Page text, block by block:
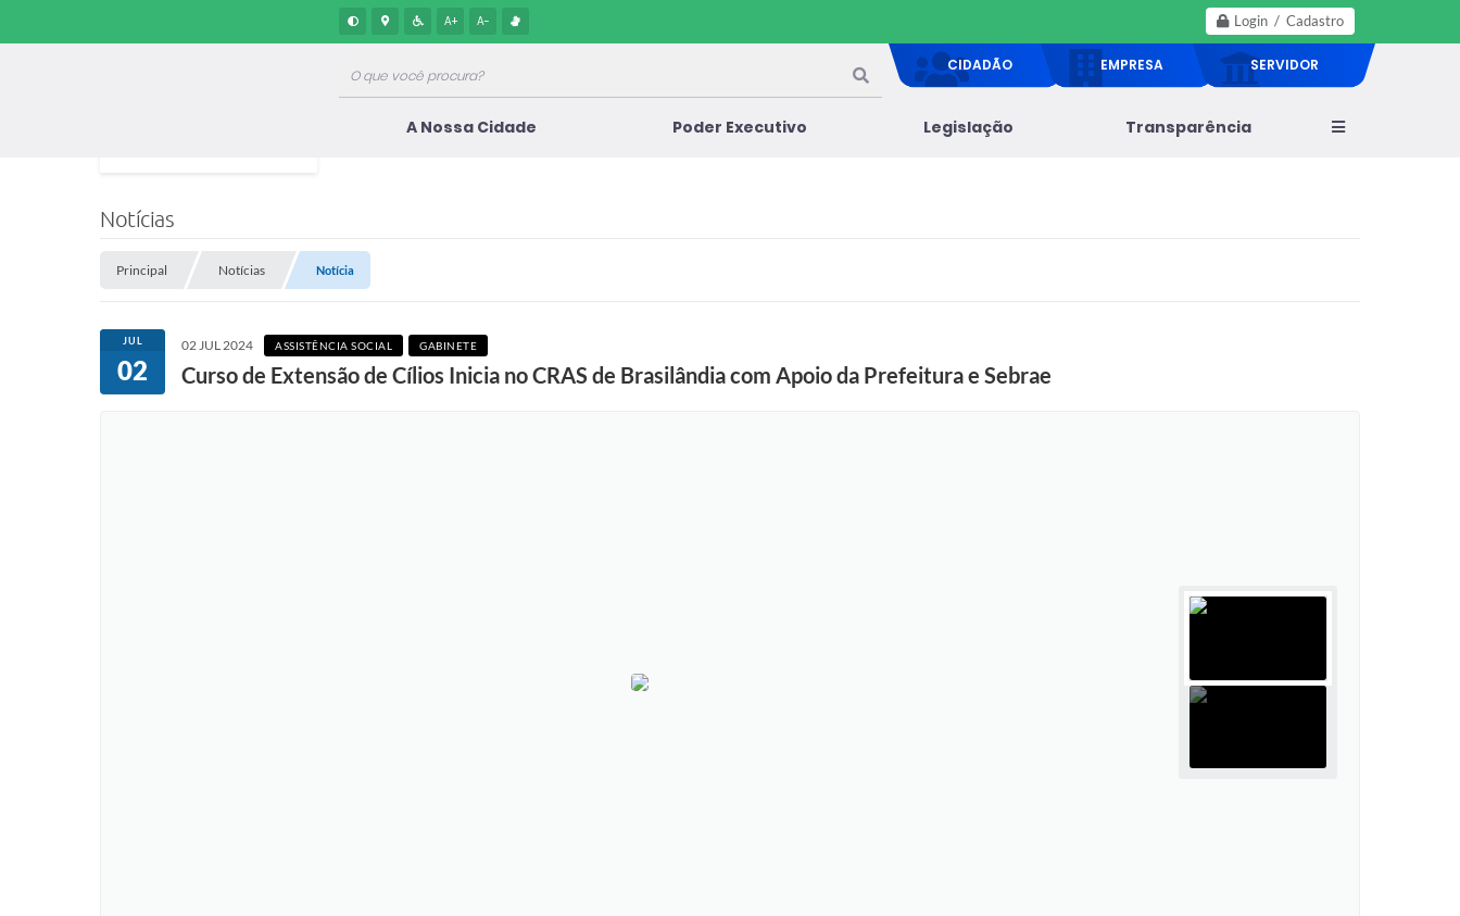
Login / Cadastro
A+ A-
CIDADÃO EMPRESA SERVIDOR
A Nossa Cidade Poder Executivo Legislação Transparência
Notícias
Principal Notícias Notícia
JUL
02
02 JUL 2024 ASSISTÊNCIA SOCIAL GABINETE
Curso de Extensão de Cílios Inicia no CRAS de Brasilândia com Apoio da Prefeitura e Sebrae